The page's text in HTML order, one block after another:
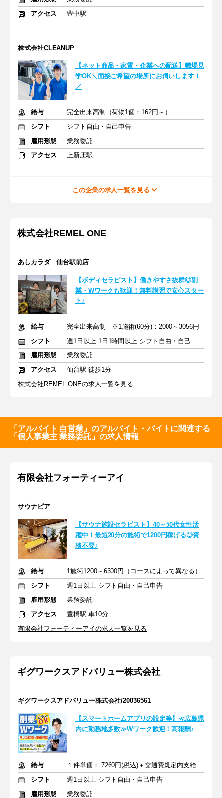
アクセス
豊中駅
株式会社CLEANUP
【ネット商品・家電・企業への配送】職場見
学OK＼面接ご希望の場所にお伺いします！
／
給与
完全出来高制（荷物1個：162円～）
シフト
シフト自由・自己申告
雇用形態
業務委託
アクセス
上新庄駅
この企業の求人一覧を見る
株式会社REMEL ONE
あしカラダ 仙台駅前店
【ボディセラピスト】働きやすさ抜群◎副
業・Wワークも歓迎！無料講習で安心スター
ト♪
給与
完全出来高制 ※1施術(60分)：2000～3056円
シフト
週1日以上 1日1時間以上 シフト自由・自己申告
雇用形態
業務委託
アクセス
仙台駅 徒歩1分
株式会社REMEL ONEの求人一覧を見る
「アルバイト 自営業」のアルバイト・バイトに関連する
「個人事業主 業務委託」の求人情報
有限会社フォーティーアイ
サウナピア
【サウナ施設セラピスト】40～50代女性活
躍中！最短20分の施術で1200円稼げる◎資
格不要♪
給与
1施術1200～6300円（コースによって異なる）
シフト
週1日以上 シフト自由・自己申告
雇用形態
業務委託
アクセス
豊橋駅 車10分
有限会社フォーティーアイの求人一覧を見る
ギグワークスアドバリュー株式会社
ギグワークスアドバリュー株式会社/20036561
【スマートホームアプリの設定等】≪広島県
内に勤務地多数≫Wワーク歓迎！高報酬♪
給与
１件単価： 7260円(税込)＋交通費規定内支給
シフト
週1日以上 シフト自由・自己申告
雇用形態
業務委託